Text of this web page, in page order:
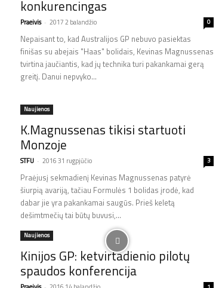
konkurencingas
Praeivis - 2017 2 balandžio 0
Nepaisant to, kad Australijos GP nebuvo pasiektas
finišas su abejais "Haas" bolidais, Kevinas Magnussenas
tvirtina jaučiantis, kad jų technika turi pakankamai gerą
greitį. Danui nepvyko...
Naujienos
K.Magnussenas tikisi startuoti
Monzoje
STFU - 2016 31 rugpjūčio 3
Praėjusį sekmadienį Kevinas Magnussenas patyrė
šiurpią avariją, tačiau Formulės 1 bolidas įrodė, kad
dabar jie yra pakankamai saugūs. Prieš keletą
dešimtmečių tai būtų buvusi,...
Naujienos
Kinijos GP: ketvirtadienio pilotų
spaudos konferencija